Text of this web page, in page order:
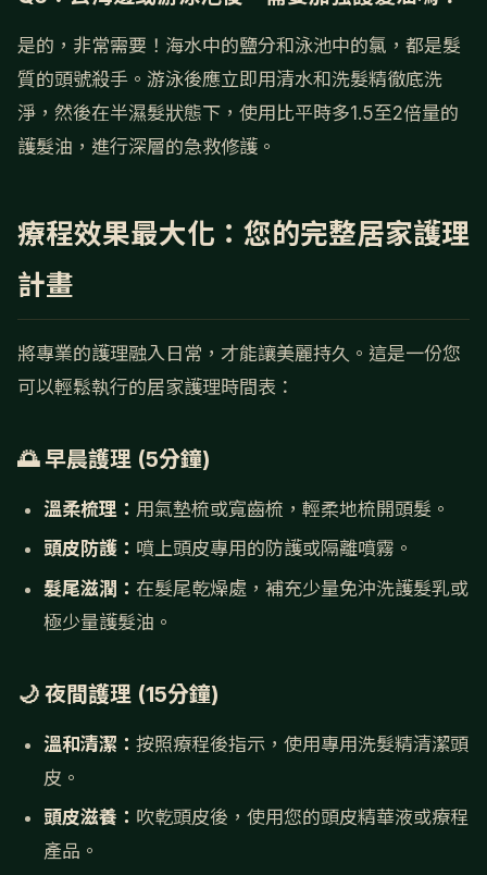
是的，非常需要！海水中的鹽分和泳池中的氯，都是髮
質的頭號殺手。游泳後應立即用清水和洗髮精徹底洗
淨，然後在半濕髮狀態下，使用比平時多1.5至2倍量的
護髮油，進行深層的急救修護。
療程效果最大化：您的完整居家護理
計畫
將專業的護理融入日常，才能讓美麗持久。這是一份您
可以輕鬆執行的居家護理時間表：
🌅 早晨護理 (5分鐘)
溫柔梳理： 用氣墊梳或寬齒梳，輕柔地梳開頭髮。
頭皮防護： 噴上頭皮專用的防護或隔離噴霧。
髮尾滋潤： 在髮尾乾燥處，補充少量免沖洗護髮乳或
極少量護髮油。
🌙 夜間護理 (15分鐘)
溫和清潔： 按照療程後指示，使用專用洗髮精清潔頭
皮。
頭皮滋養： 吹乾頭皮後，使用您的頭皮精華液或療程
產品。